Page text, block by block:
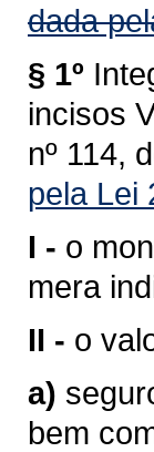
dada
§ 1º
incisos
nº 114,
pela Lei
I - o
mera
II - o
a)
bem